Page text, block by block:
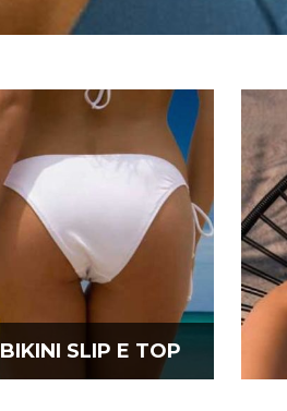
BIKINI SLIP E TOP